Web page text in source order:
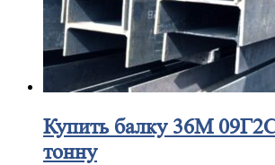
Купитьбалку 36М
тонну